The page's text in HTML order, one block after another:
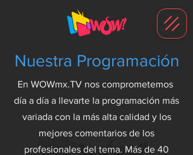
Nuestra Programación
En WOWmx.TV nos comprometemos
día a día a llevarte la programación más
variada con la más alta calidad y los
mejores comentarios de los
profesionales del tema. Más de 40